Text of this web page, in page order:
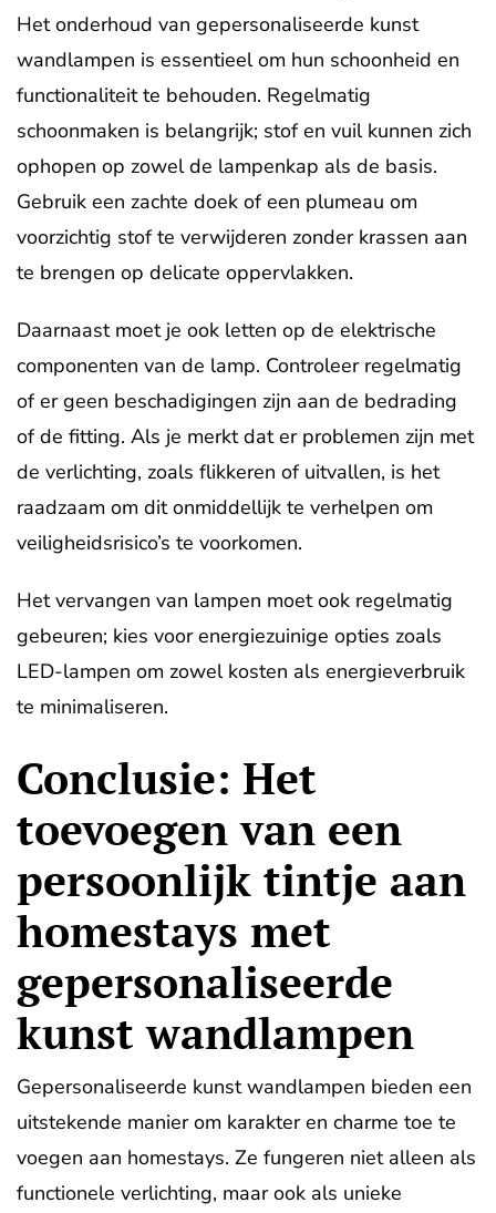
Het onderhoud van gepersonaliseerde kunst
wandlampen is essentieel om hun schoonheid en
functionaliteit te behouden. Regelmatig
schoonmaken is belangrijk; stof en vuil kunnen zich
ophopen op zowel de lampenkap als de basis.
Gebruik een zachte doek of een plumeau om
voorzichtig stof te verwijderen zonder krassen aan
te brengen op delicate oppervlakken.
Daarnaast moet je ook letten op de elektrische
componenten van de lamp. Controleer regelmatig
of er geen beschadigingen zijn aan de bedrading
of de fitting. Als je merkt dat er problemen zijn met
de verlichting, zoals flikkeren of uitvallen, is het
raadzaam om dit onmiddellijk te verhelpen om
veiligheidsrisico’s te voorkomen.
Het vervangen van lampen moet ook regelmatig
gebeuren; kies voor energiezuinige opties zoals
LED-lampen om zowel kosten als energieverbruik
te minimaliseren.
Conclusie: Het
toevoegen van een
persoonlijk tintje aan
homestays met
gepersonaliseerde
kunst wandlampen
Gepersonaliseerde kunst wandlampen bieden een
uitstekende manier om karakter en charme toe te
voegen aan homestays. Ze fungeren niet alleen als
functionele verlichting, maar ook als unieke